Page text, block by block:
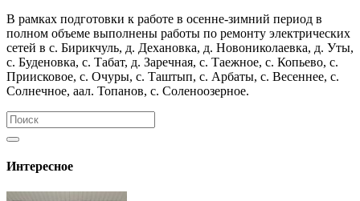
В рамках подготовки к работе в осенне-зимний период в
полном объеме выполнены работы по ремонту электрических
сетей в с. Бирикчуль, д. Дехановка, д. Новониколаевка, д. Уты,
с. Буденовка, с. Табат, д. Заречная, с. Таежное, с. Копьево, с.
Приисковое, с. Очуры, с. Таштып, с. Арбаты, с. Весеннее, с.
Солнечное, аал. Топанов, с. Соленоозерное.
Интересное